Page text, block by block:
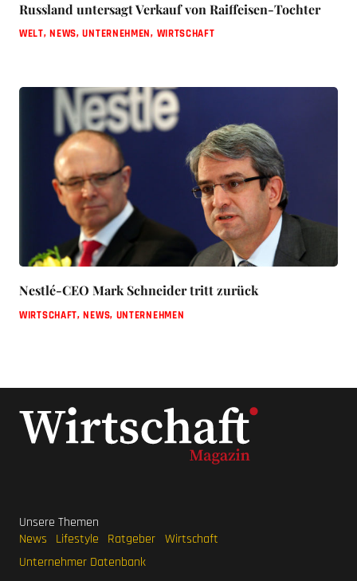
Russland untersagt Verkauf von Raiffeisen-Tochter
WELT,NEWS,UNTERNEHMEN, WIRTSCHAFT
Nestlé-CEO Mark Schneider tritt zurück
WIRTSCHAFT,NEWS, UNTERNEHMEN
Unsere Themen
News
Lifestyle Ratgeber Wirtschaft
Unternehmer Datenbank